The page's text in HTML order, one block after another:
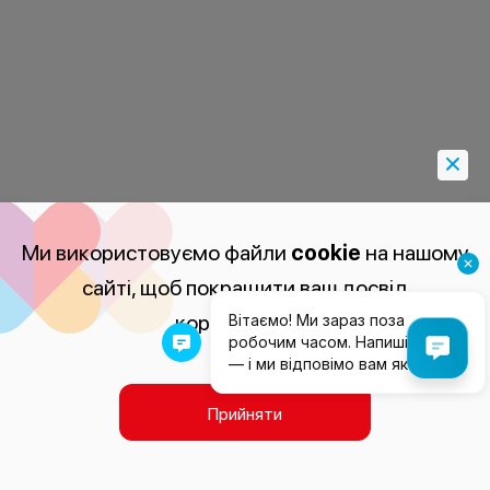
Ми використовуємо файли cookie на нашому
сайті, щоб покращити ваш досвід
користування.
Прийняти